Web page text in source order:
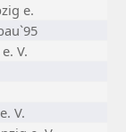
e.
V.
V.